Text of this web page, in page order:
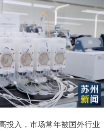
入，市场常年被国外行业